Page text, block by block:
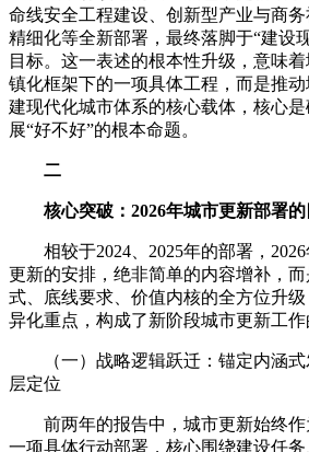
命线安全工程建设、创新型产业与商
精细化等全新部署，最终落脚于“建设
目标。这一表述的根本性升级，意味
镇化框架下的一项具体工程，而是推
建现代化城市体系的核心载体，核心
展“好不好”的根本命题。
二
核心突破：2026年城市更新部署的
相较于2024、2025年的部署，2026
更新的安排，绝非简单的内容增补，
式、底线要求、价值内核的全方位升
异化重点，构成了新阶段城市更新工作
（一）战略逻辑跃迁：锚定内涵式
层定位
前两年的报告中，城市更新始终作
一项具体行动部署，核心围绕建设任